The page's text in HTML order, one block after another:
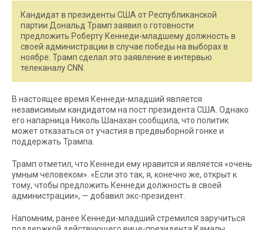
Кандидат в президенты США от Республиканской
партии Дональд Трамп заявил о готовности
предложить Роберту Кеннеди-младшему должность в
своей администрации в случае победы на выборах в
ноябре. Трамп сделал это заявление в интервью
телеканалу CNN.
В настоящее время Кеннеди-младший является
независимым кандидатом на пост президента США. Однако
его напарница Николь Шанахан сообщила, что политик
может отказаться от участия в предвыборной гонке и
поддержать Трампа.
Трамп отметил, что Кеннеди ему нравится и является «очень
умным человеком». «Если это так, я, конечно же, открыт к
тому, чтобы предложить Кеннеди должность в своей
администрации», — добавил экс-президент.
Напомним, ранее Кеннеди-младший стремился заручиться